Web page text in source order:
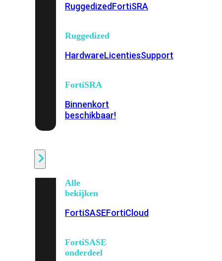
RuggedizedFortiSRA
Ruggedized
HardwareLicentiesSupport
FortiSRA
Binnenkort
beschikbaar!
Alle
bekijken
FortiSASEFortiCloud
FortiSASE
onderdeel